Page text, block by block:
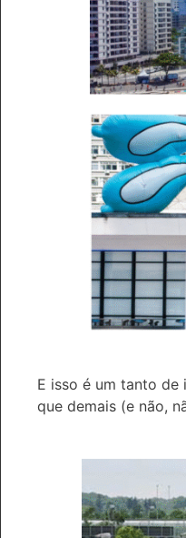
E isso é um tanto
que demais (e não,